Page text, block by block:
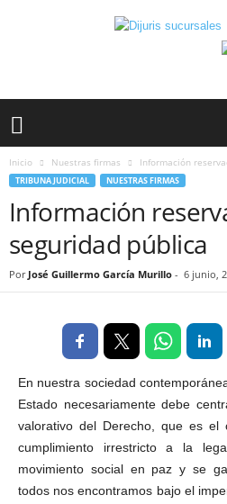
Inicio Nuestras firmas Información
TRIBUNA JUDICIAL NUESTRAS FIRMAS
Información
seguridad pública
Por José Guillermo García Murillo - 6 junio,
En nuestra sociedad
Estado necesariamente debe
valorativo del Derecho, que es el
cumplimiento irrestricto a la
movimiento social en paz y se
todos nos encontramos bajo el